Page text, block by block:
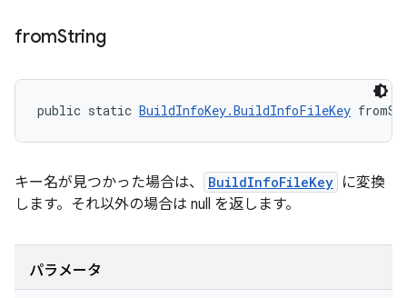
fromString
public static BuildInfoKey.BuildInfoFileKey
キー名が見つかった場合は、 BuildInfoFileKey に変換
します。それ以外の場合は null を返します。
パラメータ